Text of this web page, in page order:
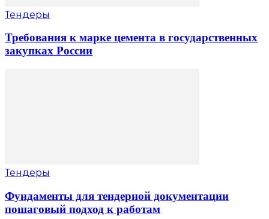
Тендеры
Требования к марке цемента в государственных
закупках России
Тендеры
Фундаменты для тендерной документации
пошаговый подход к работам